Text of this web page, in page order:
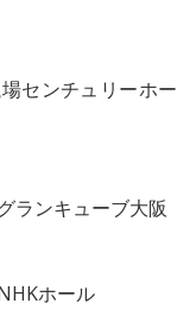
センチュリーホー
ランキューブ大阪
ホール